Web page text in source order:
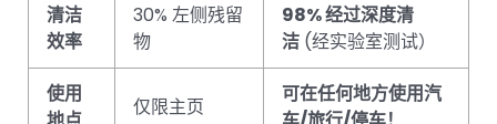
清洁
效率
30% 左侧残留
物
98% 经过深度清
洁 (经实验室测试）
使用
仅限主页
可在任何地方使用汽